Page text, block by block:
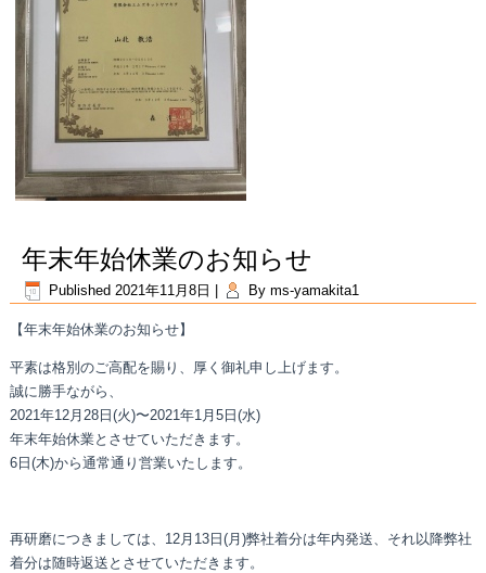
年末年始休業のお知らせ
Published 2021年11月8日 By ms-yamakita1
【年末年始休業のお知らせ】
平素は格別のご高配を賜り、厚く御礼申し上げます。
誠に勝手ながら、
2021年12月28日(火)〜2021年1月5日(水)
年末年始休業とさせていただきます。
6日(木)から通常通り営業いたします。
再研磨につきましては、12月13日(月)弊社着分は年内発送、それ以降弊社
着分は随時返送とさせていただきます。